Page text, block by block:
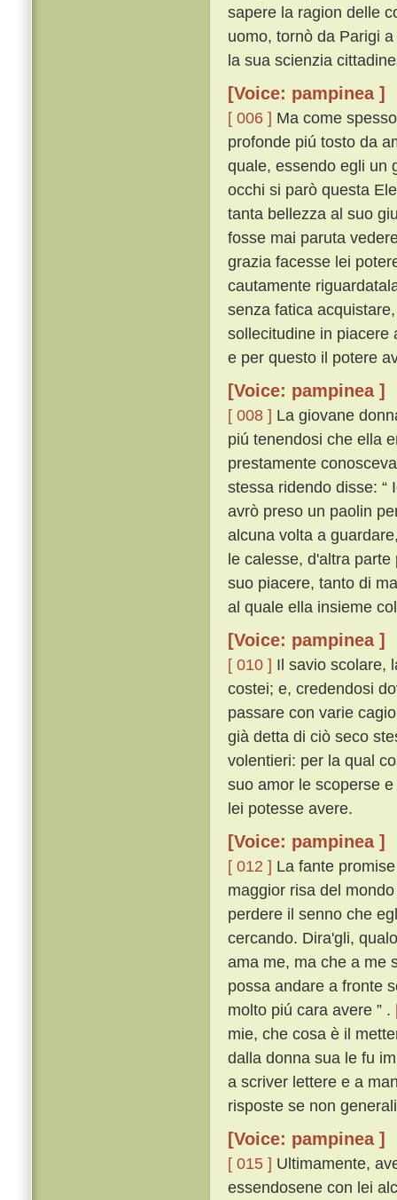
sapere la ragion delle
uomo, tornò da Parigi
la sua scienzia
[Voice: pampinea ]
[ 006 ] Ma come
profonde piú tosto da
quale, essendo egli un
occhi si parò questa
tanta bellezza al suo
fosse mai paruta
grazia facesse lei
cautamente
senza fatica
sollecitudine in piacere
e per questo il potere
[Voice: pampinea ]
[ 008 ] La giovane
piú tenendosi che ella
prestamente
stessa ridendo disse: “
avrò preso un paolin
alcuna volta a
le calesse, d'altra
suo piacere, tanto di
al quale ella insieme
[Voice: pampinea ]
[ 010 ] Il savio scolare,
costei; e, credendosi
passare con varie
già detta di ciò seco
volentieri: per la qual
suo amor le scoperse
lei potesse avere.
[Voice: pampinea ]
[ 012 ] La fante
maggior risa del
perdere il senno che
cercando. Dira'gli,
ama me, ma che a me
possa andare a fronte
molto piú cara avere ” .
mie, che cosa è il
dalla donna sua le fu
a scriver lettere e a
risposte se non
[Voice: pampinea ]
[ 015 ] Ultimamente,
essendosene con lei